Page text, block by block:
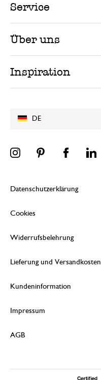
DE
Service
Über uns
Inspiration
Datenschutzerklärung
Cookies
Widerrufsbelehrung
Lieferung und Versandkosten
Kundeninformation
Impressum
AGB